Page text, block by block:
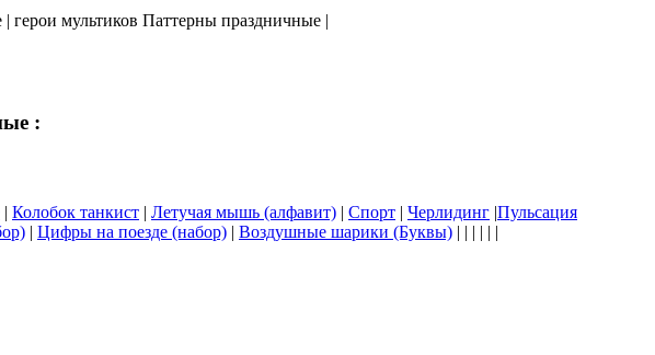
мультиков Паттерны праздничные |
:
| Колобок танкист | Летучая мышь (алфавит) | Спорт | Черлидинг |Пульсация
| Цифры на поезде (набор) | Воздушные шарики (Буквы) | | | | | |